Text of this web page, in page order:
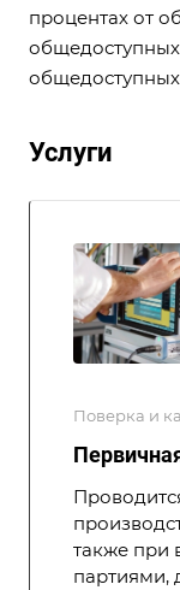
процентах от
Услуги
Поверка и
также при
партиями,